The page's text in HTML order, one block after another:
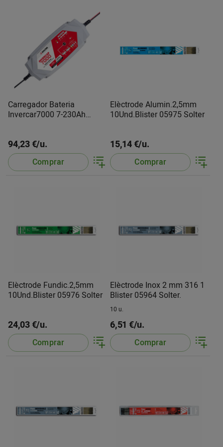
Carregador Bateria
Invercar7000 7-230Ah
94,23 €/u.
Comprar
Elèctrode Alumin.2,5mm
10Und.Blister 05975 Solter
15,14 €/u.
Comprar
Elèctrode Fundic.2,5mm
10Und.Blister 05976 Solter
24,03 €/u.
Comprar
Elèctrode Inox 2 mm 316 1
Blister 05964 Solter.
10 u.
6,51 €/u.
Comprar